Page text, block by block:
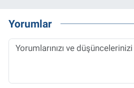
Yorumlar